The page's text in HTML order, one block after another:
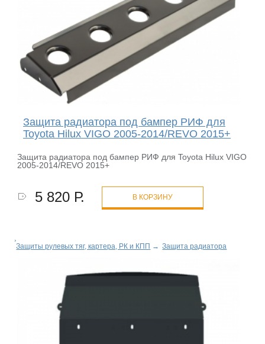
Защита радиатора под бампер РИФ для
Toyota Hilux VIGO 2005-2014/REVO 2015+
Защита радиатора под бампер РИФ для Toyota Hilux VIGO
2005-2014/REVO 2015+
5 820 Р. В КОРЗИНУ
Защиты рулевых тяг, картера, РК и КПП → Защита радиатора